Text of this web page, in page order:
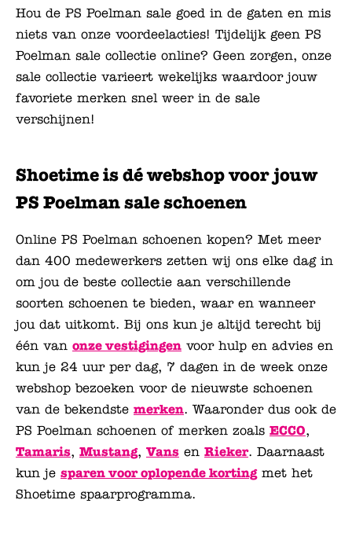
Hou de PS Poelman sale goed in de gaten en mis
niets van onze voordeelacties! Tijdelijk geen PS
Poelman sale collectie online? Geen zorgen, onze
sale collectie varieert wekelijks waardoor jouw
favoriete merken snel weer in de sale
verschijnen!
Shoetime is dé webshop voor jouw
PS Poelman sale schoenen
Online PS Poelman schoenen kopen? Met meer
dan 400 medewerkers zetten wij ons elke dag in
om jou de beste collectie aan verschillende
soorten schoenen te bieden, waar en wanneer
jou dat uitkomt. Bij ons kun je altijd terecht bij
één van onze vestigingen voor hulp en advies en
kun je 24 uur per dag, 7 dagen in de week onze
webshop bezoeken voor de nieuwste schoenen
van de bekendste merken. Waaronder dus ook de
PS Poelman schoenen of merken zoals ECCO,
Tamaris, Mustang, Vans en Rieker. Daarnaast
kun je sparen voor oplopende kortingmet het
Shoetime spaarprogramma.